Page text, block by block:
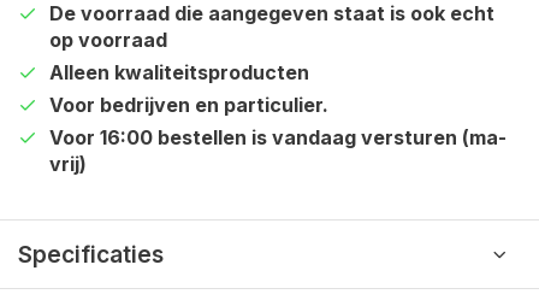
De voorraad die aangegeven staat is ook echt
op voorraad
Alleen kwaliteitsproducten
Voor bedrijven en particulier.
Voor 16:00 bestellen is vandaag versturen (ma-
vrij)
Specificaties